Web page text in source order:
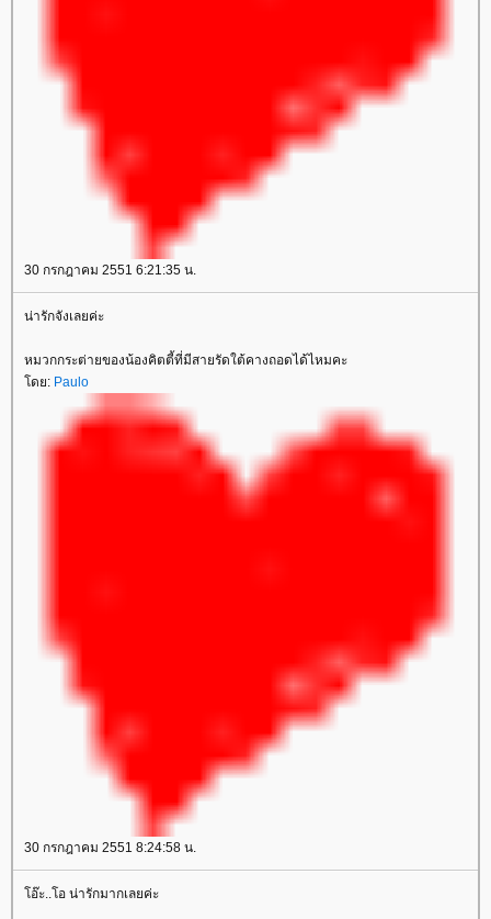
30 กรกฎาคม 2551 6:21:35 น.
น่ารักจังเลยค่ะ
หมวกกระต่ายของน้องคิตตี้ที่มีสายรัดใต้คางถอดได้ไหมคะ
ดย: Paulo
30 กรกฎาคม 2551 8:24:58 น.
อ๊ะ..โอ น่ารักมากเลยค่ะ